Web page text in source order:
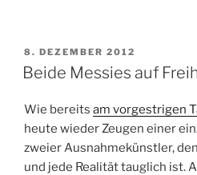
VERÖFFENTLICHT
AM
8. DEZEMBER 2012
Beide Messies auf
Wie bereits am vorgestrigen
heute wieder Zeugen einer
zweier Ausnahmekünstler,
und jede Realität tauglich ist.